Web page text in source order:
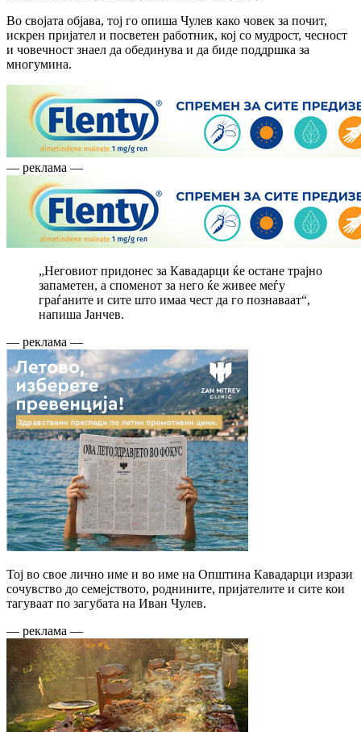
Во својата објава, тој го опиша Чулев како човек за почит,
искрен пријател и посветен работник, кој со мудрост, чесност
и човечност знаел да обединува и да биде поддршка за
многумина.
— реклама —
„Неговиот придонес за Кавадарци ќе остане трајно
запаметен, а споменот за него ќе живее меѓу
граѓаните и сите што имаа чест да го познаваат“,
напиша Јанчев.
— реклама —
Тој во свое лично име и во име на Општина Кавадарци изрази
сочувство до семејството, роднините, пријателите и сите кои
тагуваат по загубата на Иван Чулев.
— реклама —